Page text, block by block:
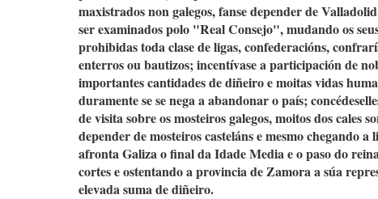
maxistrados non galegos, fanse depender de
ser examinados polo "Real Consejo", mudando os
prohibidas toda clase de ligas, confederacións,
enterros ou bautizos; incentívase a participación de
importantes cantidades de diñeiro e moitas vidas
duramente se se nega a abandonar o país;
de visita sobre os mosteiros galegos, moitos dos
depender de mosteiros casteláns e mesmo chegando
afronta Galiza o final da Idade Media e o paso do
cortes e ostentando a provincia de Zamora a súa
elevada suma de diñeiro.